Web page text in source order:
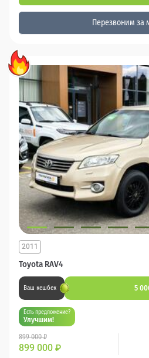
Перезвоним за
Toyota RAV4
2011
Ваш кешбек 5
Есть предложение?
Улучшим!
899 000 ₽
899 000 ₽